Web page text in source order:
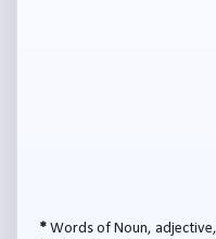
* Words of Noun,